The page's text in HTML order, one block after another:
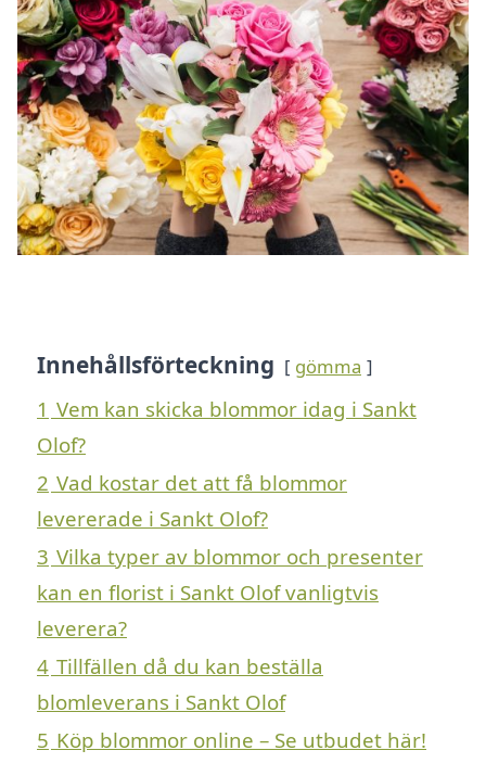
Innehållsförteckning gömma
1 Vem kan skicka blommor idag i Sankt
Olof?
2 Vad kostar det att få blommor
levererade i Sankt Olof?
3 Vilka typer av blommor och presenter
kan en florist i Sankt Olof vanligtvis
leverera?
4 Tillfällen då du kan beställa
blomleverans i Sankt Olof
5 Köp blommor online – Se utbudet här!